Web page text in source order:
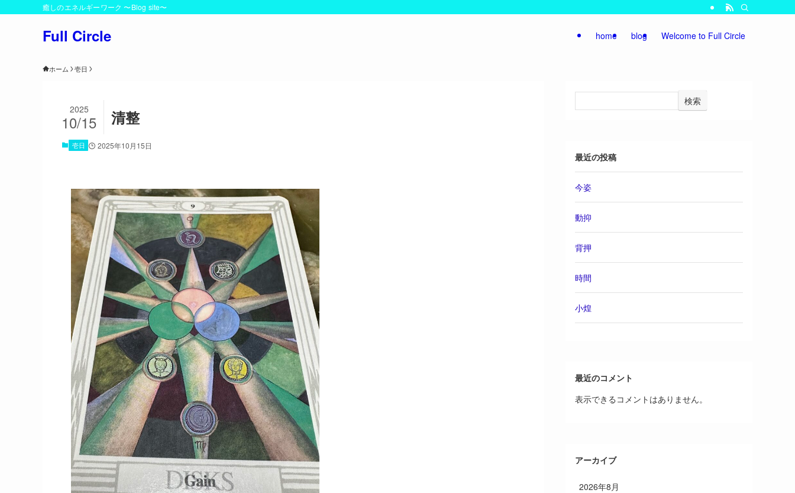
癒しのエネルギーワーク 〜Blog site〜
Full Circle home blog Welcome to Full Circle
ホーム 壱日
清整
2025
10/15
壱日 2025年10月15日
検索
最近の投稿
今姿
動抑
背押
時間
小煌
最近のコメント
表示できるコメントはありません。
アーカイブ
2026年8月